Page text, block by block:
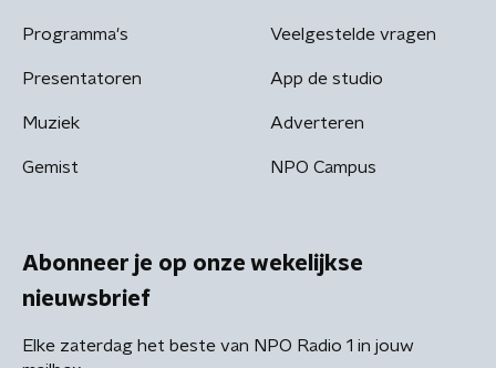
Programma's
Presentatoren
Muziek
Gemist
Veelgestelde vragen
App de studio
Adverteren
NPO Campus
Abonneer je op onze wekelijkse
nieuwsbrief
Elke zaterdag het beste van NPO Radio 1 in jouw